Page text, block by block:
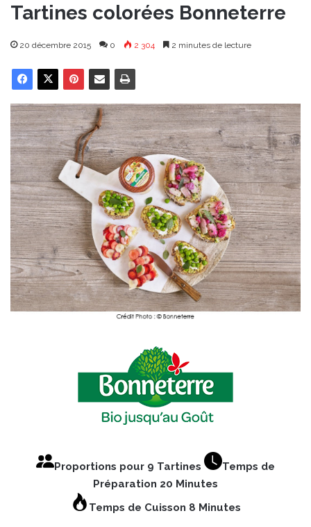
Tartines colorées Bonneterre
20 décembre 2015 0 2 304 2 minutes de lecture
Proportions pour 9 Tartines
Temps de
Préparation 20 Minutes
Temps de Cuisson 8 Minutes